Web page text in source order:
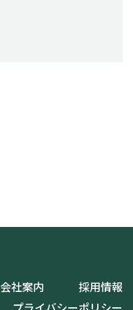
会社案内
採用情報